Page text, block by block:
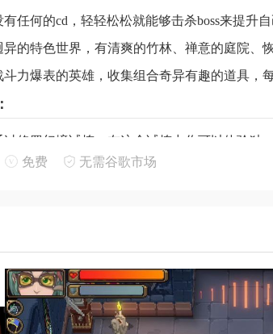
任何的cd，轻轻松松就能够击杀boss来提升
异的特色世界，有清爽的竹林、禅意的庭院、
力爆表的英雄，收集组合奇异有趣的道具，
过修罗幻境试炼，在这个试炼中你可以体验独
问题：
为空的情况下直接死亡；
计；
来；
免费 无需谷歌市场